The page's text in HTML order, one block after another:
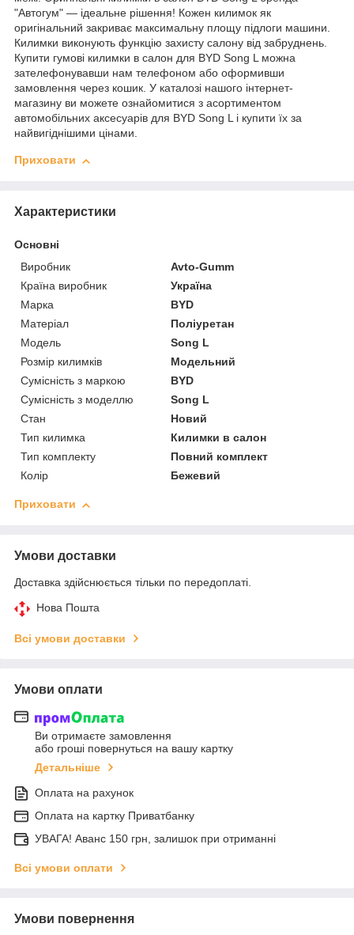
"Автогум" — ідеальне рішення! Кожен килимок як
оригінальний закриває максимальну площу підлоги машини.
Килимки виконують функцію захисту салону від забруднень.
Купити гумові килимки в салон для BYD Song L можна
зателефонувавши нам телефоном або оформивши
замовлення через кошик. У каталозі нашого інтернет-
магазину ви можете ознайомитися з асортиментом
автомобільних аксесуарів для BYD Song L і купити їх за
найвигіднішими цінами.
Приховати
Характеристики
Основні
Виробник
Avto-Gumm
Країна виробник
Україна
Марка
BYD
Матеріал
Поліуретан
Модель
Song L
Розмір килимків
Модельний
Сумісність з маркою
BYD
Сумісність з моделлю
Song L
Стан
Новий
Тип килимка
Килимки в салон
Тип комплекту
Повний комплект
Колір
Бежевий
Приховати
Умови доставки
Доставка здійснюється тільки по передоплаті.
Нова Пошта
Всі умови доставки
Умови оплати
Ви отримаєте замовлення
або гроші повернуться на вашу картку
Детальніше
Оплата на рахунок
Оплата на картку Приватбанку
УВАГА! Аванс 150 грн, залишок при отриманні
Всі умови оплати
Умови повернення